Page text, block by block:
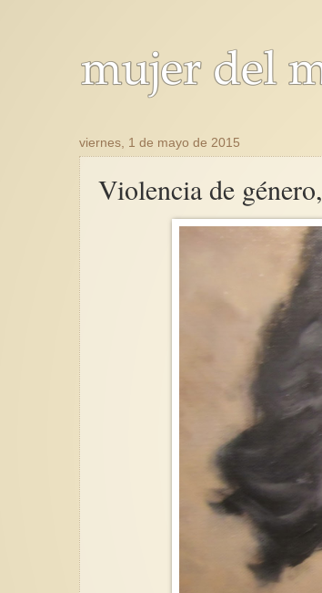
viernes, 1 de mayo de 2015
Violencia de género,